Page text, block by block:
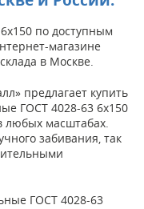
по доступным
магазине
в Москве.
предлагает купить
ГОСТ 4028-63 6х150
любых масштабах.
забивания, так
ГОСТ 4028-63